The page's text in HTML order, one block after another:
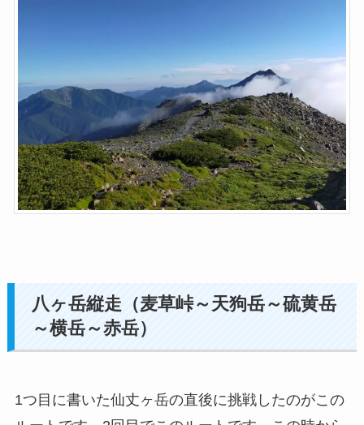
八ヶ岳縦走（麦草峠～天狗岳～硫黄岳
～横岳～赤岳）
1つ目に書いた仙丈ヶ岳の直後に挑戦したのがこの